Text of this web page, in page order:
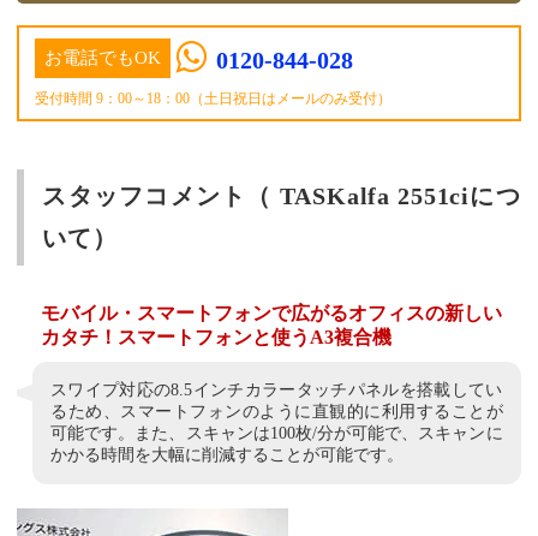
お電話でもOK 0120-844-028
受付時間 9：00～18：00（土日祝日はメールのみ受付）
スタッフコメント（ TASKalfa 2551ciにつ
いて）
モバイル・スマートフォンで広がるオフィスの新しい
カタチ！スマートフォンと使うA3複合機
スワイプ対応の8.5インチカラータッチパネルを搭載してい
るため、スマートフォンのように直観的に利用することが
可能です。また、スキャンは100枚/分が可能で、スキャンに
かかる時間を大幅に削減することが可能です。